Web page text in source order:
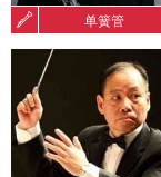
单簧管